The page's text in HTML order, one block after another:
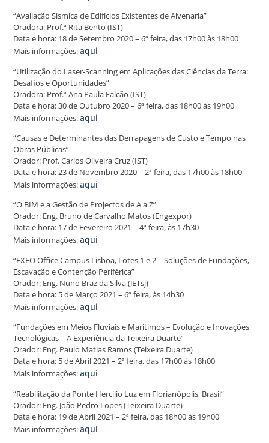
“Avaliação Sísmica de Edifícios Existentes de Alvenaria”
Oradora: Prof.ª Rita Bento (IST)
Data e hora: 18 de Setembro 2020 – 6ª feira, das 17h00 às 18h00
Mais informações:aqui
“Utilização do Laser-Scanning em Aplicações das Ciências da Terra:
Desafios e Oportunidades”
Oradora: Prof.ª Ana Paula Falcão (IST)
Data e hora: 30 de Outubro 2020 – 6ª feira, das 18h00 às 19h00
Mais informações:aqui
“Causas e Determinantes das Derrapagens de Custo e Tempo nas
Obras Públicas”
Orador: Prof. Carlos Oliveira Cruz (IST)
Data e hora: 23 de Novembro 2020 – 2ª feira, das 17h00 às 18h00
Mais informações:aqui
“O BIM e a Gestão de Projectos de A a Z”
Orador: Eng. Bruno de Carvalho Matos (Engexpor)
Data e hora: 17 de Fevereiro 2021 – 4ª feira, às 17h30
Mais informações:aqui
“EXEO Office Campus Lisboa, Lotes 1 e 2 – Soluções de Fundações,
Escavação e Contenção Periférica”
Orador: Eng. Nuno Braz da Silva (JETsj)
Data e hora: 5 de Março 2021 – 6ª feira, às 14h30
Mais informações:aqui
“Fundações em Meios Fluviais e Marítimos – Evolução e Inovações
Tecnológicas – A Experiência da Teixeira Duarte”
Orador: Eng. Paulo Matias Ramos (Teixeira Duarte)
Data e hora: 5 de Abril 2021 – 2ª feira, das 17h00 às 18h00
Mais informações:aqui
“Reabilitação da Ponte Hercílio Luz em Florianópolis, Brasil”
Orador: Eng. João Pedro Lopes (Teixeira Duarte)
Data e hora: 19 de Abril 2021 – 2ª feira, das 18h00 às 19h00
Mais informações:aqui